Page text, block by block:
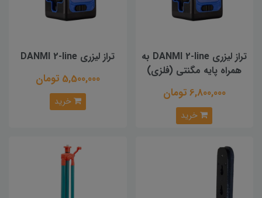
تراز لیزری DANMI 2-line به
همراه پایه مگنتی (فلزی)
6,800,000 تومان
خرید
تراز لیزری DANMI 2-line
5,500,000 تومان
خرید